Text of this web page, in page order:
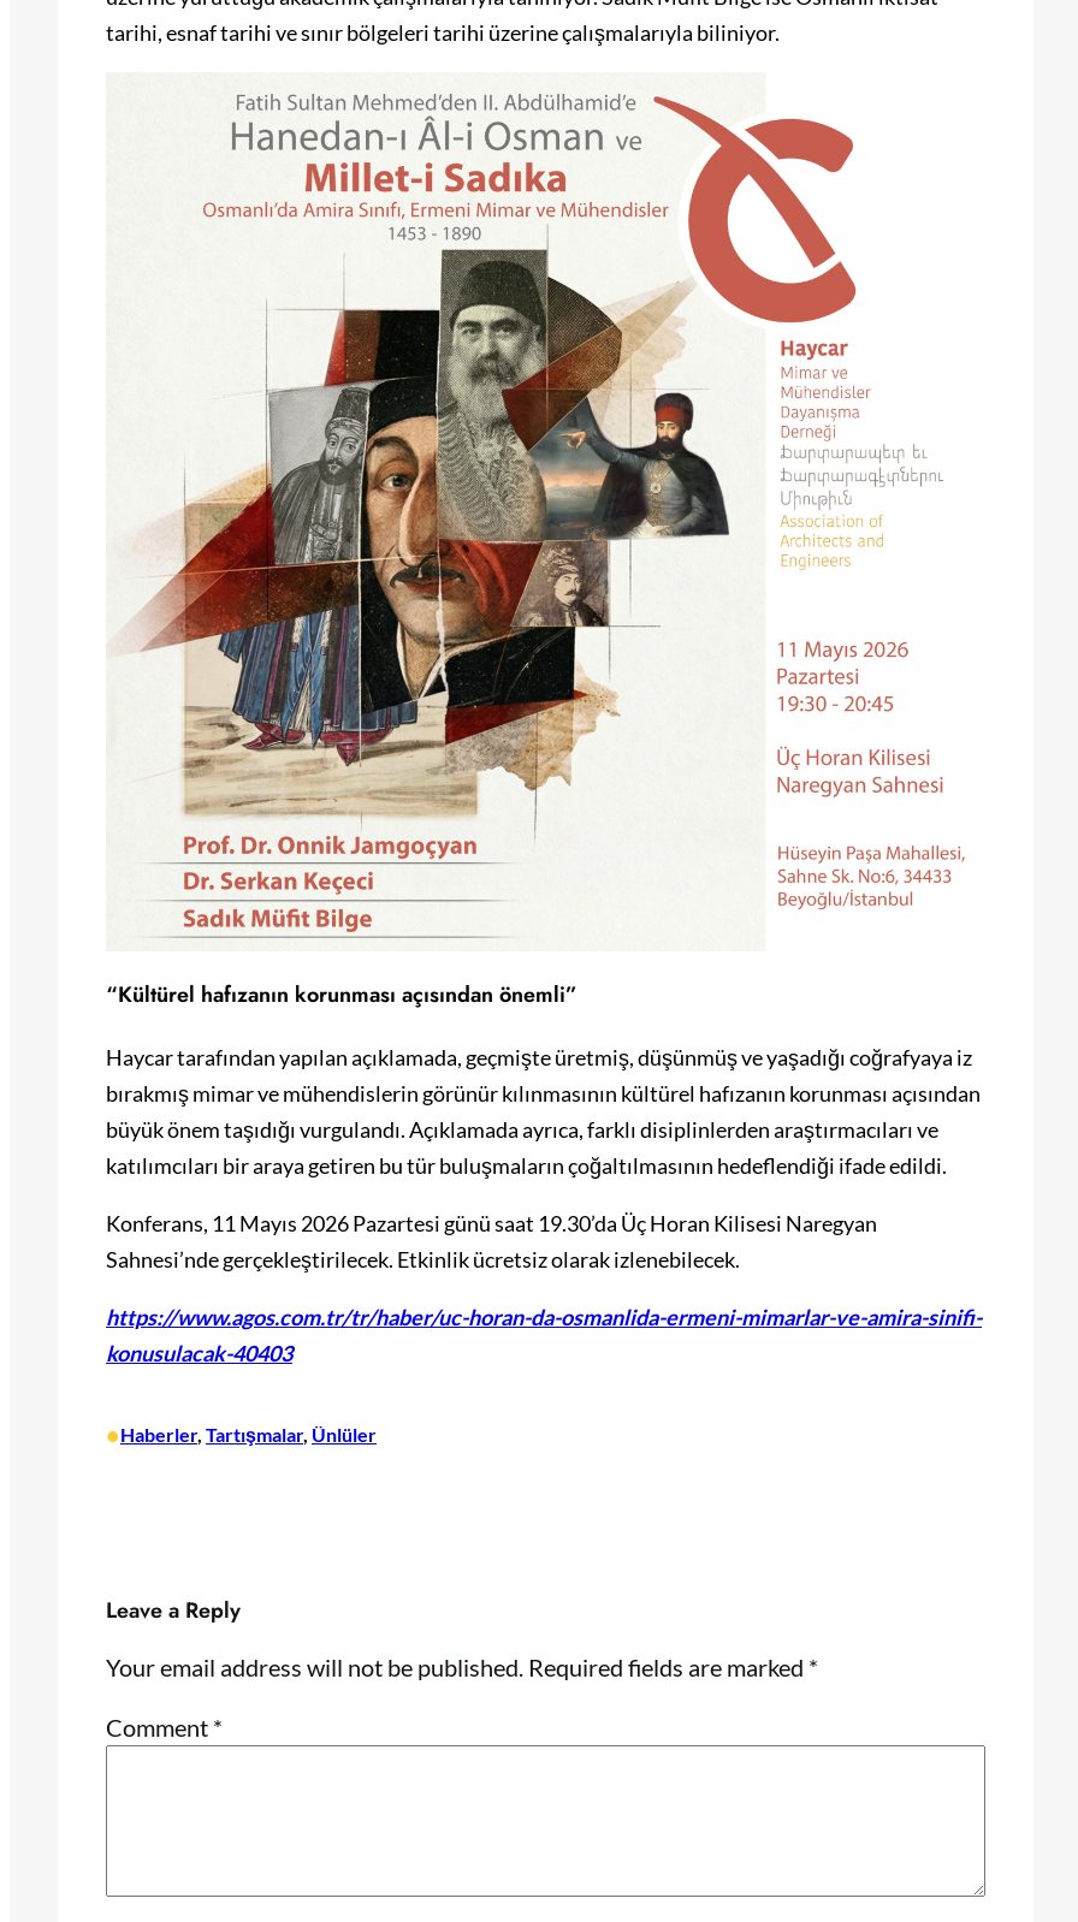
tarihi, esnaf tarihi ve sınır bölgeleri tarihi üzerine çalışmalarıyla biliniyor.
“Kültürel hafızanın korunması açısından önemli”
Haycar tarafından yapılan açıklamada, geçmişte üretmiş, düşünmüş ve yaşadığı coğrafyaya iz
bırakmış mimar ve mühendislerin görünür kılınmasının kültürel hafızanın korunması açısından
büyük önem taşıdığı vurgulandı. Açıklamada ayrıca, farklı disiplinlerden araştırmacıları ve
katılımcıları bir araya getiren bu tür buluşmaların çoğaltılmasının hedeflendiği ifade edildi.
Konferans, 11 Mayıs 2026 Pazartesi günü saat 19.30’da Üç Horan Kilisesi Naregyan
Sahnesi’nde gerçekleştirilecek. Etkinlik ücretsiz olarak izlenebilecek.
https://www.agos.com.tr/tr/haber/uc-horan-da-osmanlida-ermeni-mimarlar-ve-amira-sinifi-
konusulacak-40403
•Haberler, Tartışmalar, Ünlüler
Leave a Reply
Your email address will not be published. Required fields are marked *
Comment *